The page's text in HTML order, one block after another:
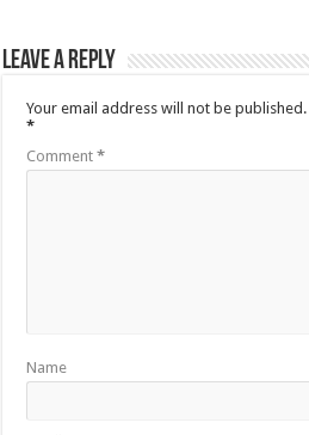
Leave a Reply
Your email address will not be published.
*
Comment*
Name